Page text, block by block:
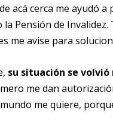
acá cerca me ayudó
Pensión de
me avise para
su situación se
me dan
me quiere,